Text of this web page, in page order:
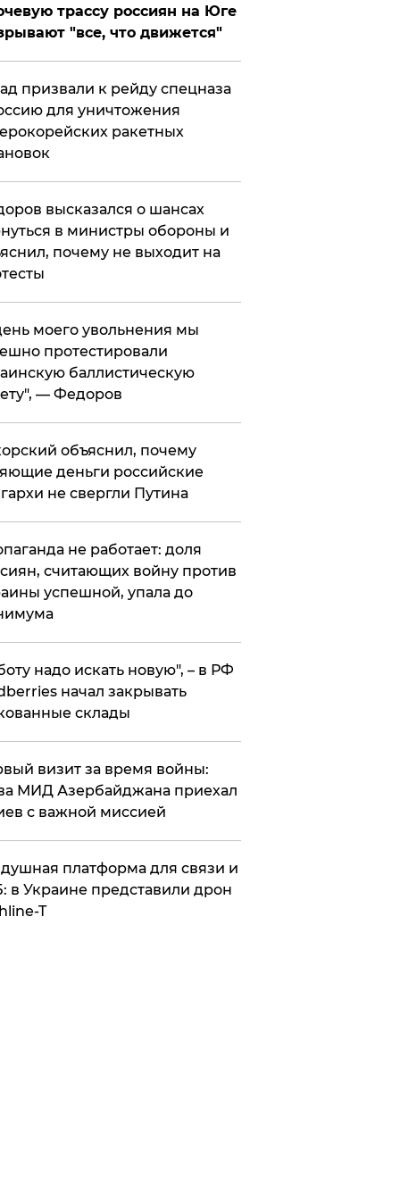
трассу россиян на Юге
"все, что движется"
призвали к рейду спецназа
для уничтожения
ракетных
высказался о шансах
в министры обороны и
почему не выходит на
моего увольнения мы
протестировали
баллистическую
— Федоров
объяснил, почему
деньги российские
не свергли Путина
не работает: доля
считающих войну против
успешной, упала до
надо искать новую", – в РФ
начал закрывать
склады
визит за время войны:
МИД Азербайджана приехал
с важной миссией
платформа для связи и
в Украине представили дрон
T